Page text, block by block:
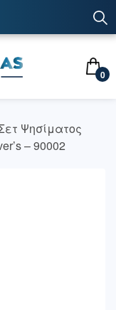
0
Ψησίματος
– 90002